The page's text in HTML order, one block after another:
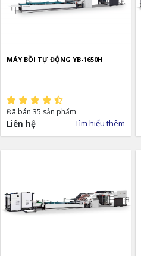
MÁY BỒI TỰ ĐỘNG YB-1650H
Đã bán 35 sản phẩm
Liên hệ Tìm hiểu thêm